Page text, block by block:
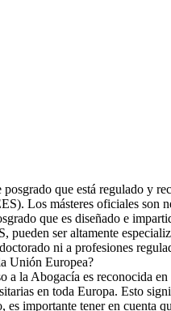
posgrado que está regulado y
Los másteres oficiales son
que es diseñado e
ser altamente
ni a profesiones
Unión Europea?
la Abogacía es reconocida
en toda Europa. Esto
importante tener en cuenta